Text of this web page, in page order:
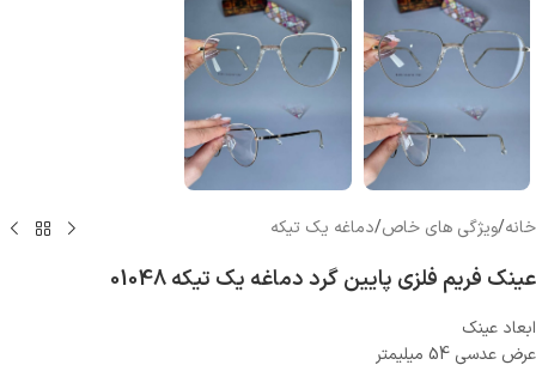
خانه/ویژگی های خاص/دماغه یک تیکه
عینک فریم فلزی پایین گرد دماغه یک تیکه 01048
ابعاد عینک
عرض عدسی 54 میلیمتر